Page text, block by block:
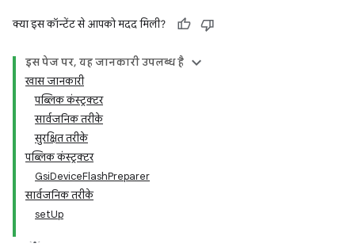
क्या इस कॉन्टेंट से आपको मदद मिली?
इस पेज पर, यह जानकारी उपलब्ध है
खास जानकारी
पब्लिक कंस्ट्रक्टर
सार्वजनिक तरीके
सुरक्षित तरीके
पब्लिक कंस्ट्रक्टर
GsiDeviceFlashPreparer
सार्वजनिक तरीके
setUp